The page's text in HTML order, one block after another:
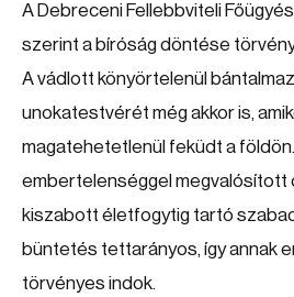
A Debreceni Fellebbviteli
szerint a bíróság döntése
A vádlott könyörtelenül
unokatestvérét még akkor is,
magatehetetlenül feküdt a
embertelenséggel megvalósított
kiszabott életfogytig tartó
büntetés tettarányos, így annak
törvényes indok.